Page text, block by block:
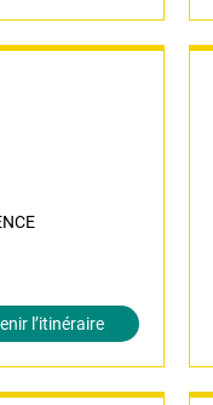
l’itinéraire